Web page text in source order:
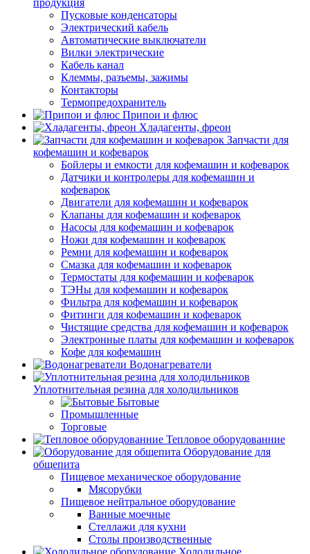
продукция
Пусковые конденсаторы
Электрический кабель
Автоматические выключатели
Вилки электрические
Кабель канал
Клеммы, разъемы, зажимы
Контакторы
Термопредохранитель
Припои и флюс
Хладагенты, фреон
Запчасти для
кофемашин и кофеварок
Бойлеры и емкости для кофемашин и кофеварок
Датчики и контролеры для кофемашин и
кофеварок
Двигатели для кофемашин и кофеварок
Клапаны для кофемашин и кофеварок
Насосы для кофемашин и кофеварок
Ножи для кофемашин и кофеварок
Ремни для кофемашин и кофеварок
Смазка для кофемашин и кофеварок
Термостаты для кофемашин и кофеварок
ТЭНы для кофемашин и кофеварок
Фильтра для кофемашин и кофеварок
Фитинги для кофемашин и кофеварок
Чистящие средства для кофемашин и кофеварок
Электронные платы для кофемашин и кофеварок
Кофе для кофемашин
Водонагреватели
Уплотнительная резина для холодильников
Бытовые
Промышленные
Торговые
Тепловое оборудованние
Оборудование для
общепита
Пищевое механическое оборудование
Мясорубки
Пищевое нейтральное оборудование
Ванные моечные
Стеллажи для кухни
Столы производственные
Холодильное